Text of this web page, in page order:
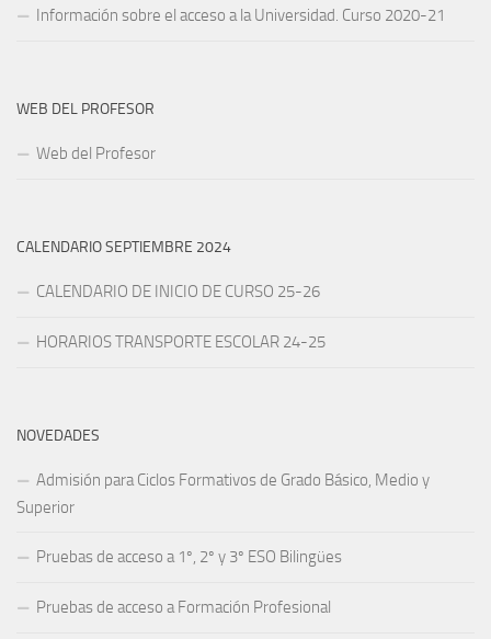
Información sobre el acceso a la Universidad. Curso 2020-21
WEB DEL PROFESOR
Web del Profesor
CALENDARIO SEPTIEMBRE 2024
CALENDARIO DE INICIO DE CURSO 25-26
HORARIOS TRANSPORTE ESCOLAR 24-25
NOVEDADES
Admisión para Ciclos Formativos de Grado Básico, Medio y
Superior
Pruebas de acceso a 1º, 2º y 3º ESO Bilingües
Pruebas de acceso a Formación Profesional